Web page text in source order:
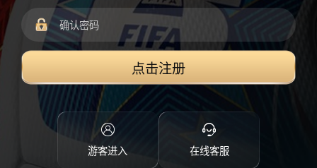
点击注册
游客进入 在线客服